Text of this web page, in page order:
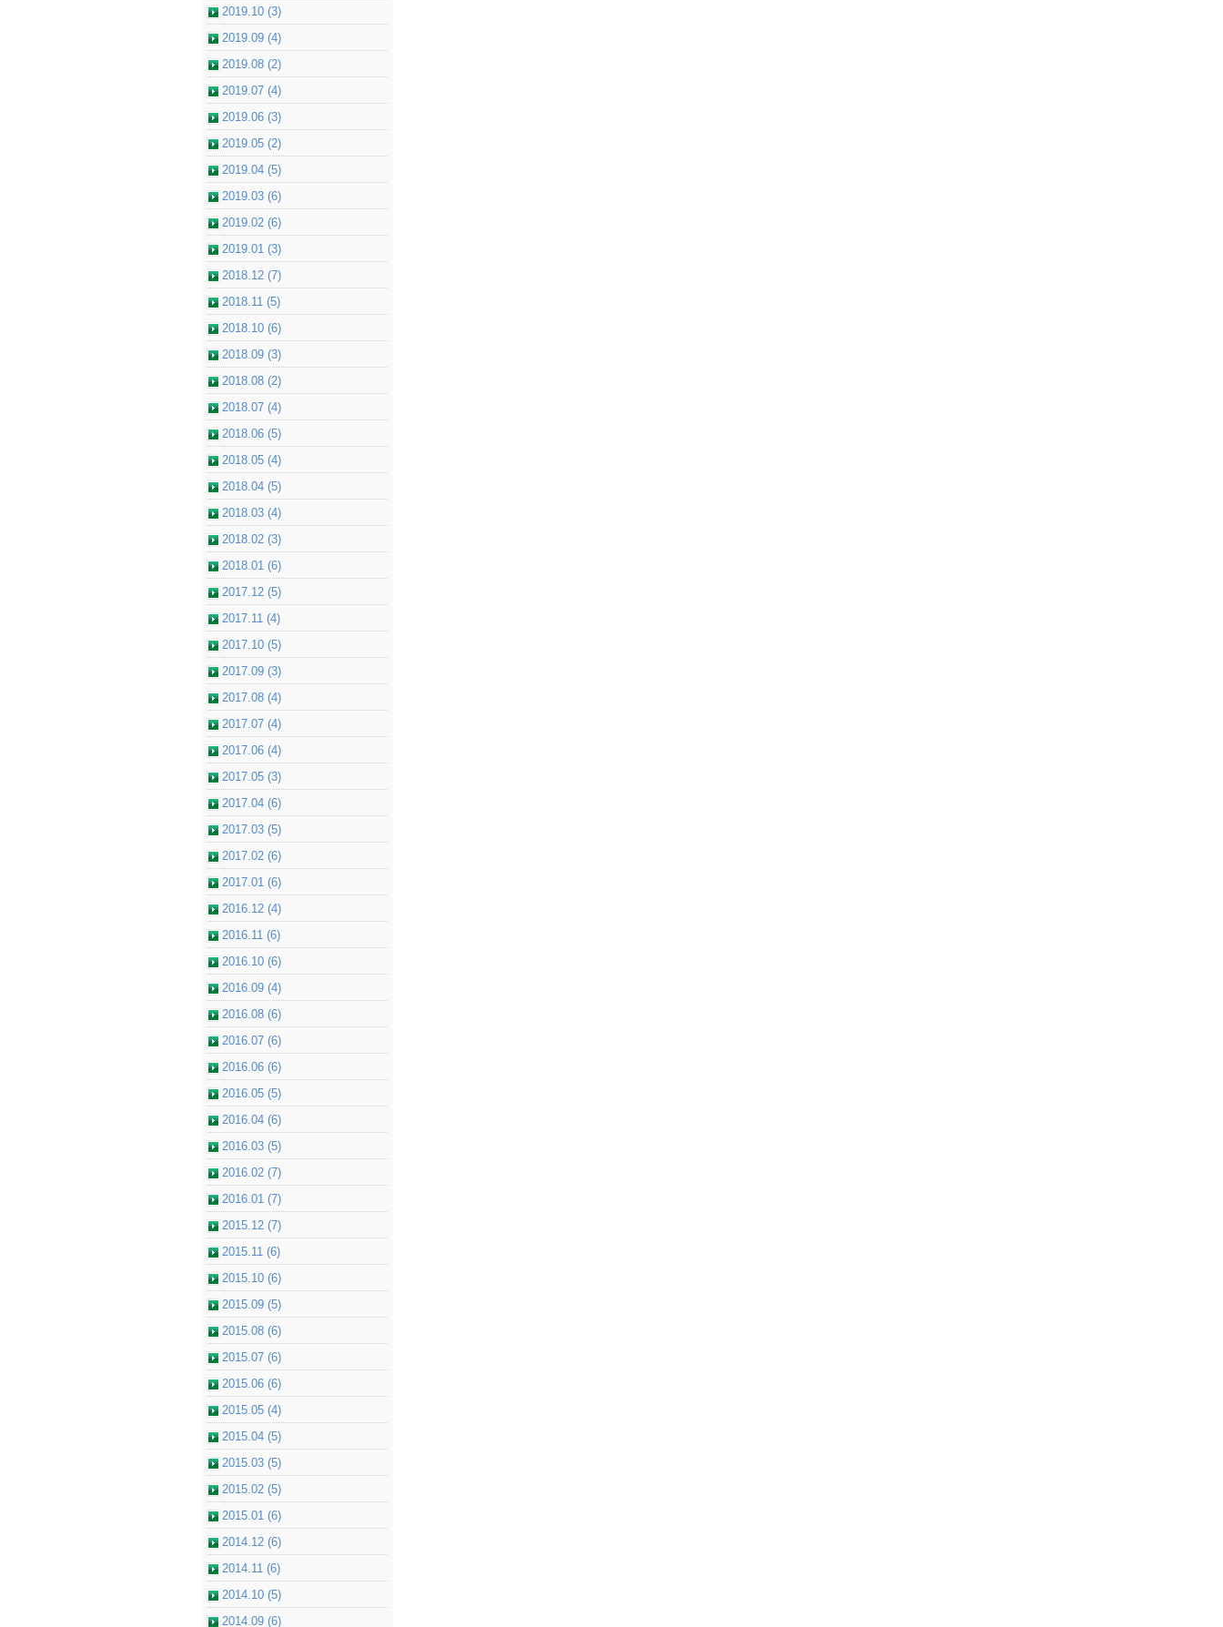
2019.10 (3)
2019.09 (4)
2019.08 (2)
2019.07 (4)
2019.06 (3)
2019.05 (2)
2019.04 (5)
2019.03 (6)
2019.02 (6)
2019.01 (3)
2018.12 (7)
2018.11 (5)
2018.10 (6)
2018.09 (3)
2018.08 (2)
2018.07 (4)
2018.06 (5)
2018.05 (4)
2018.04 (5)
2018.03 (4)
2018.02 (3)
2018.01 (6)
2017.12 (5)
2017.11 (4)
2017.10 (5)
2017.09 (3)
2017.08 (4)
2017.07 (4)
2017.06 (4)
2017.05 (3)
2017.04 (6)
2017.03 (5)
2017.02 (6)
2017.01 (6)
2016.12 (4)
2016.11 (6)
2016.10 (6)
2016.09 (4)
2016.08 (6)
2016.07 (6)
2016.06 (6)
2016.05 (5)
2016.04 (6)
2016.03 (5)
2016.02 (7)
2016.01 (7)
2015.12 (7)
2015.11 (6)
2015.10 (6)
2015.09 (5)
2015.08 (6)
2015.07 (6)
2015.06 (6)
2015.05 (4)
2015.04 (5)
2015.03 (5)
2015.02 (5)
2015.01 (6)
2014.12 (6)
2014.11 (6)
2014.10 (5)
2014.09 (6)